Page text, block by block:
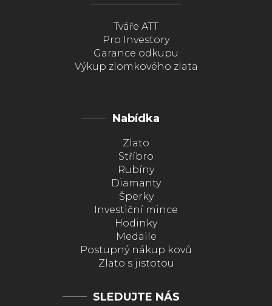
Tváře ATT
Pro Investory
Garance odkupu
Výkup zlomkového zlata
Nabídka
Zlato
Stříbro
Rubíny
Diamanty
Šperky
Investiční mince
Hodinky
Medaile
Postupný nákup kovů
Zlato s jistotou
SLEDUJTE NÁS